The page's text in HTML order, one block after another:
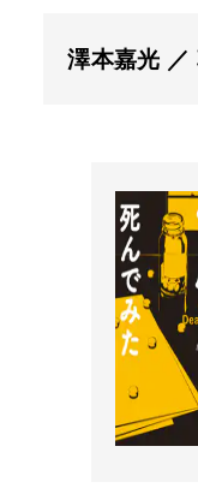
澤本嘉光